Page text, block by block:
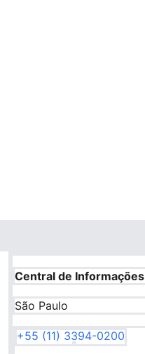
Central de Informações
São Paulo
+55 (11) 3394-0200